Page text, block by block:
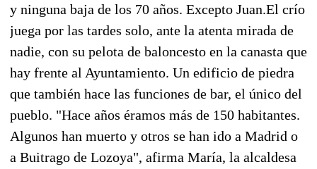
y ninguna baja de los 70 años. Excepto Juan.El crío
juega por las tardes solo, ante la atenta mirada de
nadie, con su pelota de baloncesto en la canasta que
hay frente al Ayuntamiento. Un edificio de piedra
que también hace las funciones de bar, el único del
pueblo. "Hace años éramos más de 150 habitantes.
Algunos han muerto y otros se han ido a Madrid o
a Buitrago de Lozoya", afirma María, la alcaldesa